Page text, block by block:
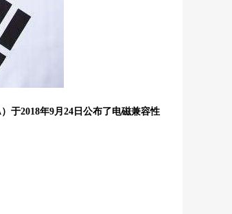
于2018年9月24日公布了电磁兼容性